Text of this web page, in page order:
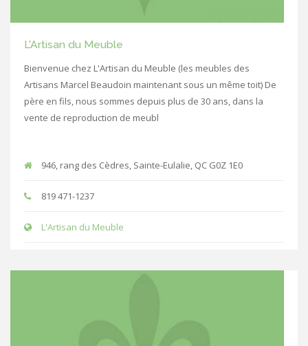
L'Artisan du Meuble
Bienvenue chez L'Artisan du Meuble (les meubles des
Artisans Marcel Beaudoin maintenant sous un même toit) De
père en fils, nous sommes depuis plus de 30 ans, dans la
vente de reproduction de meubl
946, rang des Cèdres, Sainte-Eulalie, QC G0Z 1E0
819 471-1237
L'Artisan du Meuble